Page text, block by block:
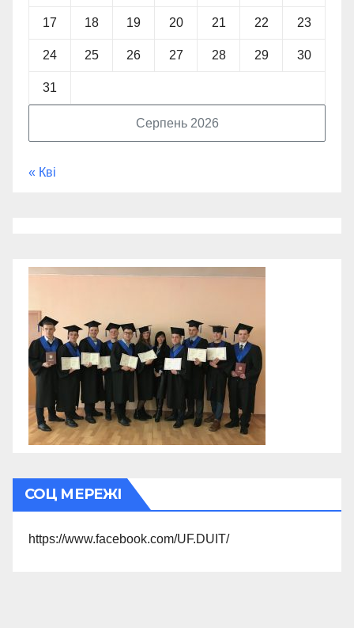
Серпень 2026
17 18 19 20 21 22 23
24 25 26 27 28 29 30
31
« Кві
СОЦ МЕРЕЖІ
https://www.facebook.com/UF.DUIT/